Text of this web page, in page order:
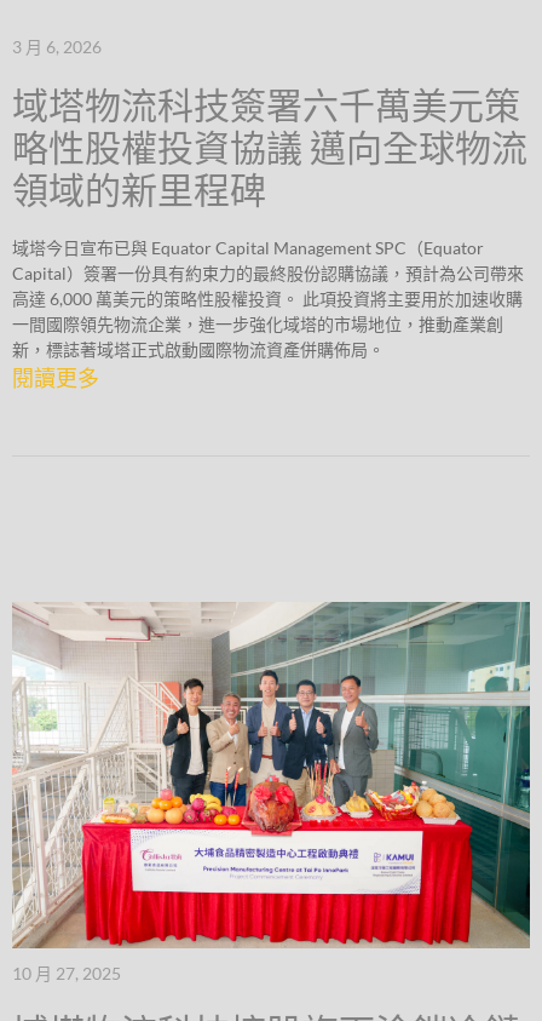
3 月 6, 2026
域塔物流科技簽署六千萬美元策
略性股權投資協議 邁向全球物流
領域的新里程碑
域塔今日宣布已與 Equator Capital Management SPC（Equator
Capital）簽署一份具有約束力的最終股份認購協議，預計為公司帶來
高達 6,000 萬美元的策略性股權投資。 此項投資將主要用於加速收購
一間國際領先物流企業，進一步強化域塔的市場地位，推動產業創
新，標誌著域塔正式啟動國際物流資產併購佈局。
閱讀更多
10 月 27, 2025